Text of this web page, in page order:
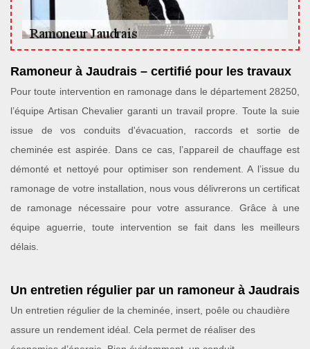
Ramoneur à Jaudrais – certifié pour les travaux
Pour toute intervention en ramonage dans le département 28250,
l’équipe Artisan Chevalier garanti un travail propre. Toute la suie
issue de vos conduits d'évacuation, raccords et sortie de
cheminée est aspirée. Dans ce cas, l’appareil de chauffage est
démonté et nettoyé pour optimiser son rendement. A l’issue du
ramonage de votre installation, nous vous délivrerons un certificat
de ramonage nécessaire pour votre assurance. Grâce à une
équipe aguerrie, toute intervention se fait dans les meilleurs
délais.
Un entretien régulier par un ramoneur à Jaudrais
Un entretien régulier de la cheminée, insert, poêle ou chaudière
assure un rendement idéal. Cela permet de réaliser des